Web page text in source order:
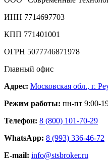
ИНН 7714697703
КПП 771401001
ОГРН 5077746871978
Главный офис
Адрес: Московская обл., г.
Режим работы: пн-пт 9:00-
Телефон: 8 (800) 101-70-29
WhatsApp: 8 (993) 336-46-72
E-mail: info@stsbroker.ru